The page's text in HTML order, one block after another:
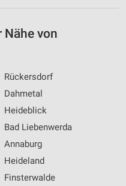
Nähe von
Rückersdorf
Dahmetal
Heideblick
Bad Liebenwerda
Annaburg
Heideland
Finsterwalde